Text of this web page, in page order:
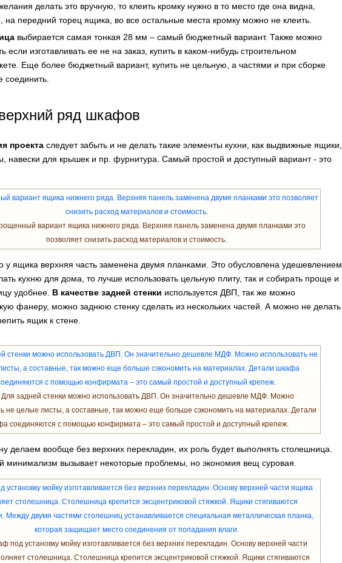
делать это вручную, то клеить кромку нужно в то место где она видна,
на передний торец ящика, во все остальные места кромку можно не клеить.
выбирается самая тонкая 28 мм – самый бюджетный вариант. Также можно
если изготавливать ее не на заказ, купить в каком-нибудь строительном
Еще более бюджетный вариант, купить не цельную, а частями и при сборке
соединить.
ряд шкафов
проекта следует забыть и не делать такие элементы кухни, как выдвижные ящики,
навески для крышек и пр. фурнитура. Самый простой и доступный вариант - это
вариант ящика нижнего ряда. Верхняя панель заменена двумя планками это
позволяет снизить расход материалов и стоимость.
у ящика верхняя часть заменена двумя планками. Это обусловлена удешевлением
кухню для дома, то лучше использовать цельную плиту, так и собирать проще и
удобнее. В качестве задней стенки используется ДВП, так же можно
фанеру, можно заднюю стенку сделать из нескольких частей. А можно не делать
ящик к стене.
Для задней стенки можно использовать ДВП. Он значительно дешевле МДФ. Можно
не целые листы, а составные, так можно еще больше сэкономить на материалах. Детали
соединяются с помощью конфирмата – это самый простой и доступный крепеж.
делаем вообще без верхних перекладин, их роль будет выполнять столешница.
минимализм вызывает некоторые проблемы, но экономия вещ суровая.
под установку мойку изготавливается без верхних перекладин. Основу верхней части
столешница. Столешница крепится эксцентриковой стяжкой. Ящики стягиваются